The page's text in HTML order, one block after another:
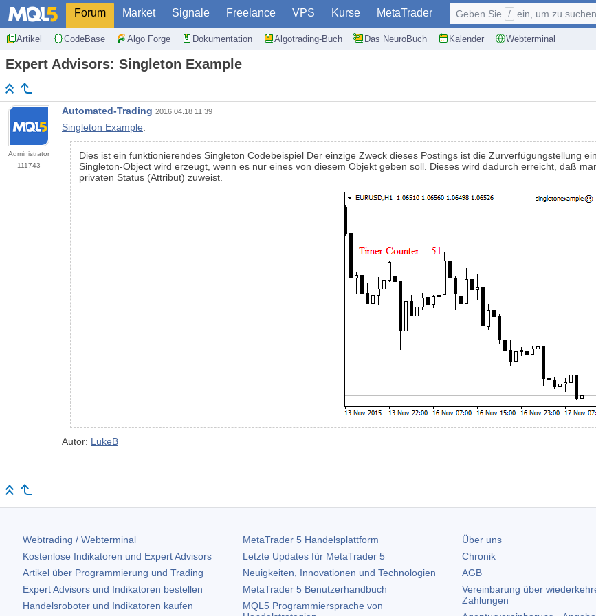
Forum Market Signale Freelance VPS Kurse MetaTrader
Artikel CodeBase Algo Forge Dokumentation Algotrading-Buch Das NeuroBuch Kalender Webterminal
Geben Sie / ein, um zu suchen:
Expert Advisors: Singleton Example
Administrator
111743
Automated-Trading 2016.04.18 11:39
Singleton Example:
Dies ist ein funktionierendes Singleton Codebeispiel Der einzige Zweck dieses Postings ist die Zurverfügungstellung
Singleton-Object wird erzeugt, wenn es nur eines von diesem Objekt geben soll. Dieses wird dadurch erreicht, daß
privaten Status (Attribut) zuweist.
Autor: LukeB
Webtrading / Webterminal
Kostenlose Indikatoren und Expert Advisors
Artikel über Programmierung und Trading
Expert Advisors und Indikatoren bestellen
Handelsroboter und Indikatoren kaufen
MetaTrader 5Handelsplattform
Letzte Updates für MetaTrader 5
Neuigkeiten, Innovationen und Technologien
MetaTrader 5Benutzerhandbuch
MQL5 Programmiersprache von
Über uns
Chronik
AGB
Vereinbarung über
Zahlungen